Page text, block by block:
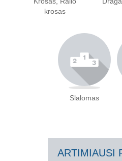
krosas
Slalomas
ARTIMIAUSI